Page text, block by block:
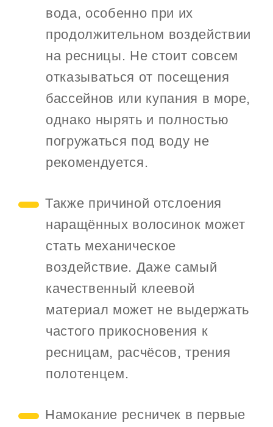
вода, особенно при их
продолжительном воздействии
на ресницы. Не стоит совсем
отказываться от посещения
бассейнов или купания в море,
однако нырять и полностью
погружаться под воду не
рекомендуется.
Также причиной отслоения
наращённых волосинок может
стать механическое
воздействие. Даже самый
качественный клеевой
материал может не выдержать
частого прикосновения к
ресницам, расчёсов, трения
полотенцем.
Намокание ресничек в первые